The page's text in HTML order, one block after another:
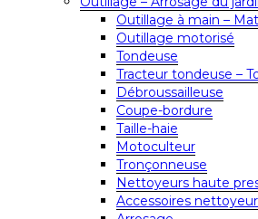
Outillage à main –
Outillage motorisé
Tondeuse
Tracteur tondeuse –
Débroussailleuse
Coupe-bordure
Taille-haie
Motoculteur
Tronçonneuse
Nettoyeurs haute
Accessoires